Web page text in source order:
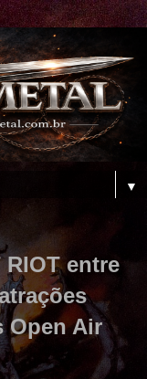
▼
RIOT entre
Open Air